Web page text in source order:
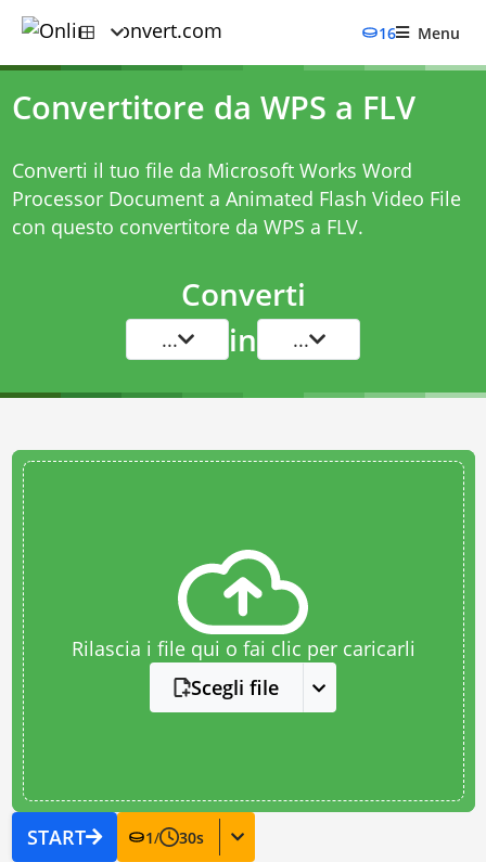
16 Menu
Convertitore da WPS a FLV
Converti il tuo file da Microsoft Works Word
Processor Document a Animated Flash Video File
con questo convertitore da WPS a FLV.
Converti
... in ...
Rilascia i file qui o fai clic per caricarli
Scegli file
START 1/ 30s